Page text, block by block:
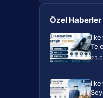
Özel Haberler